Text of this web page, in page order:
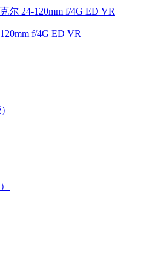
f/4G ED VR